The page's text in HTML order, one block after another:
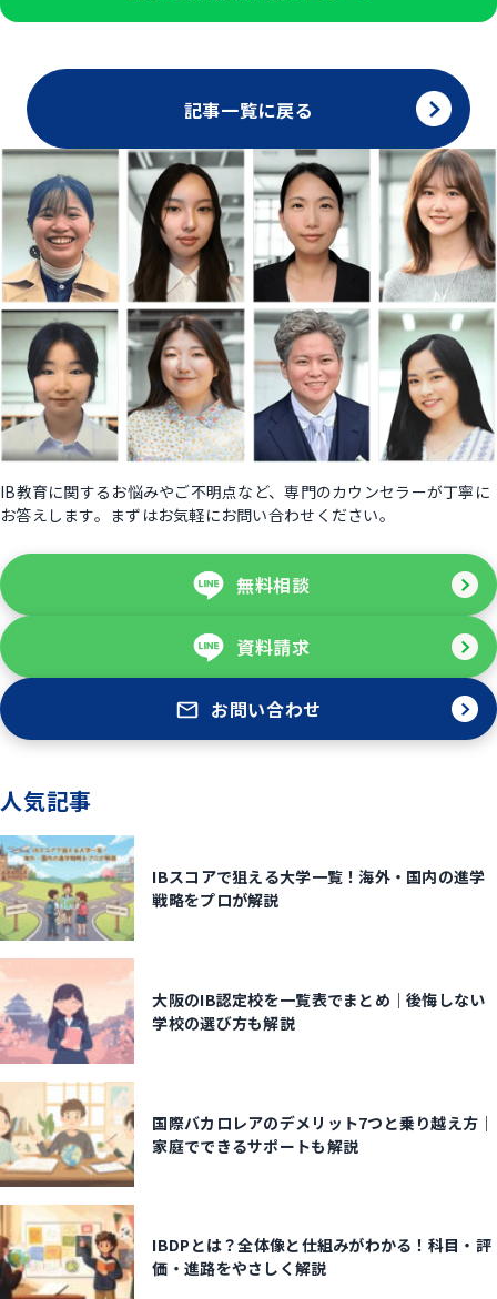
記事一覧に戻る
IB教育に関するお悩みやご不明点など、専門のカウンセラーが丁寧に
お答えします。まずはお気軽にお問い合わせください。
無料相談
資料請求
お問い合わせ
人気記事
IBスコアで狙える大学一覧！海外・国内の進学
戦略をプロが解説
大阪のIB認定校を一覧表でまとめ｜後悔しない
学校の選び方も解説
国際バカロレアのデメリット7つと乗り越え方｜
家庭でできるサポートも解説
IBDPとは？全体像と仕組みがわかる！科目・評
価・進路をやさしく解説